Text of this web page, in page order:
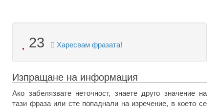
23 Харесвам фразата!
Изпращане на информация
Ако забелязвате неточност, знаете друго значение на
тази фраза или сте попаднали на изречение, в което се